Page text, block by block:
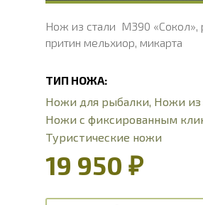
Нож из стали M390 «Сокол»,
притин мельхиор, микарта
ТИП НОЖА:
Ножи для рыбалки, Ножи из
Ножи с фиксированным
Туристические ножи
19 950 ₽